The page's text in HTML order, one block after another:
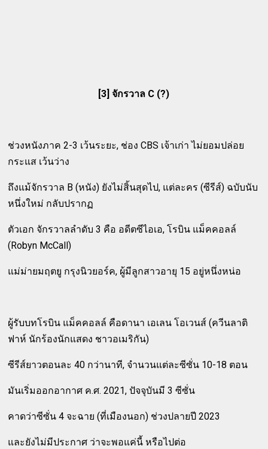
[3] จักรวาล C (?)
ช่วงหนังภาค 2-3 เว้นระยะ, ช่อง CBS เจ้าเก่า ไม่ยอมปล่อย
กระแส เว้นว่าง
ถึงแม้จักรวาล B (หนัง) ยังไม่สิ้นสุดไป, แต่ละคร (ซีรีส์) ฉบับนับ
หนึ่งใหม่ กลับปรากฏ
ตัวเอก จักรวาลลำดับ 3 คือ อดีตซีไอเอ, โรบิน แม็คคอลล์
(Robyn McCall)
แม่ม่ายมฤตยู กรุงนิวยอร์ค, ผู้มีลูกสาวอายุ 15 อยู่หนึ่งหน่อ
ผู้รับบทโรบิน แม็คคอลล์ คือดานา เอเลน โอเวนส์ (ควีนลาติ
ฟาห์ นักร้องนักแสดง ชาวอเมริกัน)
ซีรีส์ยาวตอนละ 40 กว่านาที, จำนวนแต่ละซีซั่น 10-18 ตอน
มันเริ่มออกอากาศ ค.ศ. 2021, ปัจจุบันมี 3 ซีซั่น
คาดว่าซีซั่น 4 จะฉาย (ที่เมืองนอก) ช่วงปลายปี 2023
และยังไม่มีประกาศ ว่าจะพอแค่นี้ หรือไปต่อ